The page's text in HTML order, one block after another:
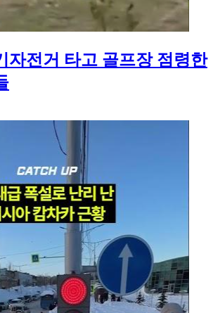
자전거 타고 골프장 점령한